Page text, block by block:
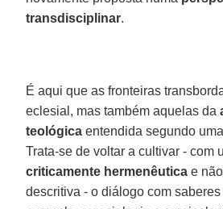
transdisciplinar.
É aqui que as fronteiras
eclesial, mas também aquelas da
teológica entendida segundo
Trata-se de voltar a cultivar - com
criticamente hermenêutica e
descritiva - o diálogo com